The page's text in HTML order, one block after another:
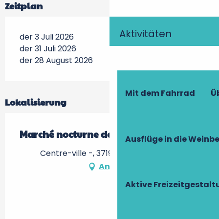
Aktivitäten
Mit dem Fahrrad
Ausflüge in die
Aktive
Zeitplan
der 3 Juli 2026
der 31 Juli 2026
der 28 August 2026
Lokalisierung
Marché nocturne de Azay-le-Rideau
Centre-ville -, 37190 Azay-le-Rideau
Anfahrt